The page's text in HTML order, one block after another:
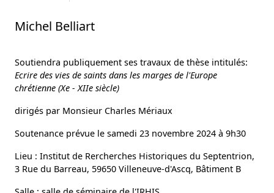
Michel Belliart
Soutiendra publiquement ses travaux de thèse intitulés:
Ecrire des vies de saints dans les marges de l'Europe
chrétienne (Xe - XIIe siècle)
dirigés par Monsieur Charles Mériaux
Soutenance prévue le samedi 23 novembre 2024 à 9h30
Lieu : Institut de Rercherches Historiques du Septentrion,
3 Rue du Barreau, 59650 Villeneuve-d'Ascq, Bâtiment B